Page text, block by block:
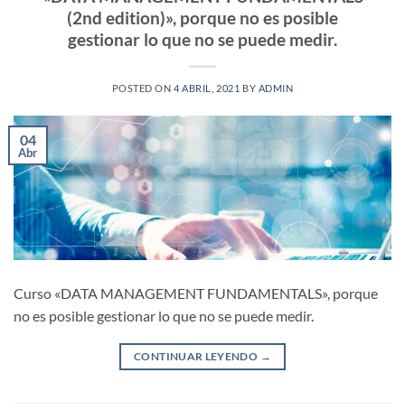
(2nd edition)», porque no es posible
gestionar lo que no se puede medir.
POSTED ON4 ABRIL, 2021 BY ADMIN
04
Abr
Curso «DATA MANAGEMENT FUNDAMENTALS», porque
no es posible gestionar lo que no se puede medir.
CONTINUAR LEYENDO →